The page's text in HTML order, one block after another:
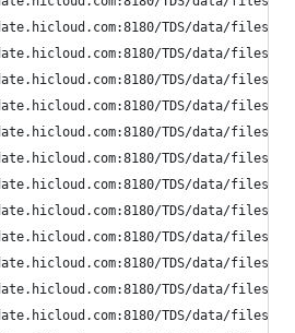
TDS/data/files/
TDS/data/files/
TDS/data/files/p9/
TDS/data/files/p9/
TDS/data/files/p9/
TDS/data/files/
TDS/data/files/p9/
TDS/data/files/
TDS/data/files/p9/
TDS/data/files/
TDS/data/files/p9/
TDS/data/files/p9/